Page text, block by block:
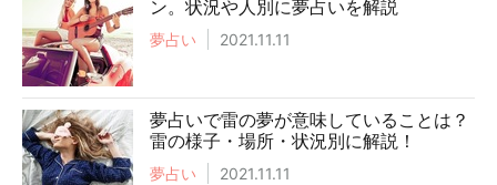
ン。状況や人別に夢占いを解説
夢占い 2021.11.11
夢占いで雷の夢が意味していることは？
雷の様子・場所・状況別に解説！
夢占い 2021.11.11